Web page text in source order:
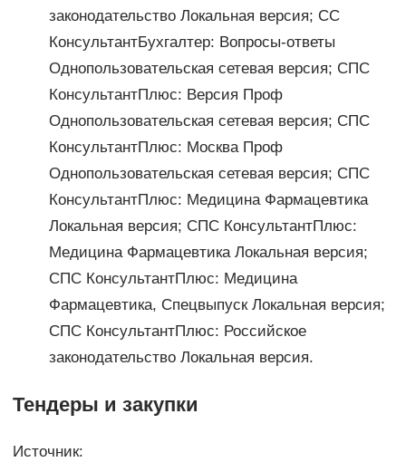
законодательство Локальная версия; СС
КонсультантБухгалтер: Вопросы-ответы
Однопользовательская сетевая версия; СПС
КонсультантПлюс: Версия Проф
Однопользовательская сетевая версия; СПС
КонсультантПлюс: Москва Проф
Однопользовательская сетевая версия; СПС
КонсультантПлюс: Медицина Фармацевтика
Локальная версия; СПС КонсультантПлюс:
Медицина Фармацевтика Локальная версия;
СПС КонсультантПлюс: Медицина
Фармацевтика, Спецвыпуск Локальная версия;
СПС КонсультантПлюс: Российское
законодательство Локальная версия.
Тендеры и закупки
Источник: